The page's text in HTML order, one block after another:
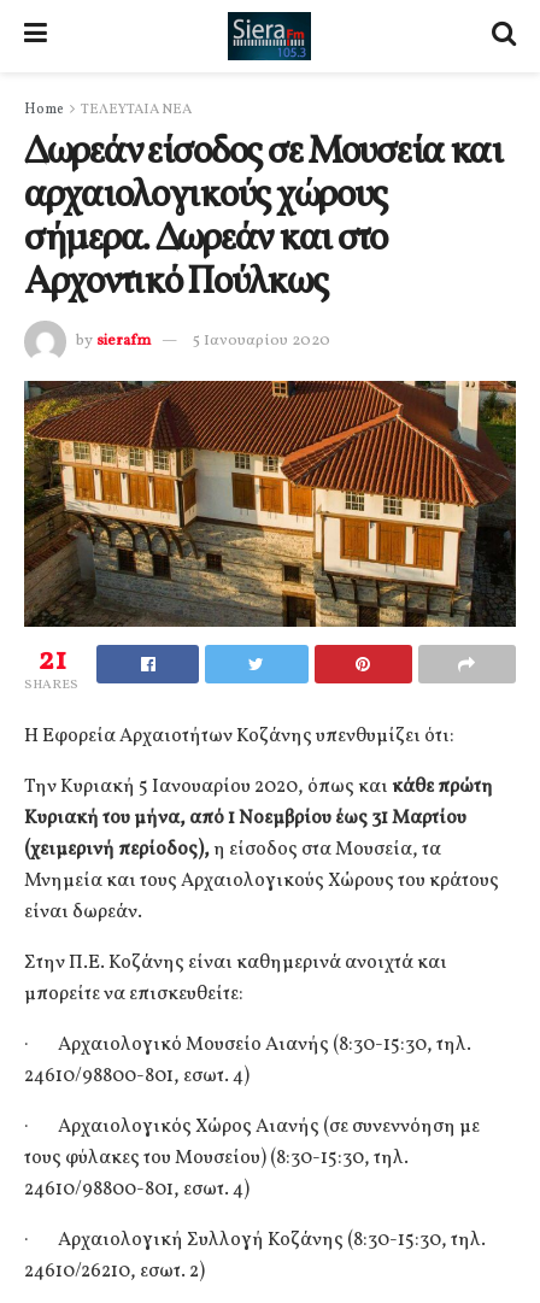
Home ΤΕΛΕΥΤΑΙΑ ΝΕΑ
Δωρεάν είσοδος σε Μουσεία και
αρχαιολογικούς χώρους
σήμερα. Δωρεάν και στο
Αρχοντικό Πούλκως
by sierafm 5 Ιανουαρίου 2020
21
SHARES
Η Εφορεία Αρχαιοτήτων Κοζάνης υπενθυμίζει ότι:
Την Κυριακή 5 Ιανουαρίου 2020, όπως καικάθε πρώτη
Κυριακή του μήνα, από 1 Νοεμβρίου έως 31 Μαρτίου
(χειμερινή περίοδος),η είσοδος στα Μουσεία, τα
Μνημεία και τους Αρχαιολογικούς Χώρους του κράτους
είναι δωρεάν.
Στην Π.Ε. Κοζάνης είναι καθημερινά ανοιχτά και
μπορείτε να επισκευθείτε:
· Αρχαιολογικό Μουσείο Αιανής (8:30-15:30, τηλ.
24610/98800-801, εσωτ. 4)
· Αρχαιολογικός Χώρος Αιανής (σε συνεννόηση με
τους φύλακες του Μουσείου) (8:30-15:30, τηλ.
24610/98800-801, εσωτ. 4)
· Αρχαιολογική Συλλογή Κοζάνης (8:30-15:30, τηλ.
24610/26210, εσωτ. 2)